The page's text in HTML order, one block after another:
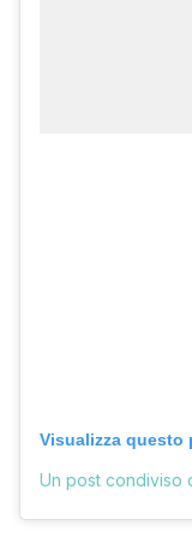
Visualizza questo
Un post condiviso